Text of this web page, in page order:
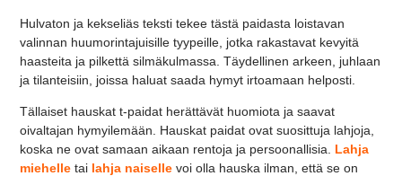
Hulvaton ja kekseliäs teksti tekee tästä paidasta loistavan
valinnan huumorintajuisille tyypeille, jotka rakastavat kevyitä
haasteita ja pilkettä silmäkulmassa. Täydellinen arkeen, juhlaan
ja tilanteisiin, joissa haluat saada hymyt irtoamaan helposti.
Tällaiset hauskat t-paidat herättävät huomiota ja saavat
oivaltajan hymyilemään. Hauskat paidat ovat suosittuja lahjoja,
koska ne ovat samaan aikaan rentoja ja persoonallisia. Lahja
miehelle tai lahja naiselle voi olla hauska ilman, että se on